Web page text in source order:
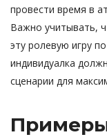
провести время в
Важно учитывать,
эту ролевую игру
индивидуалка
сценарии для